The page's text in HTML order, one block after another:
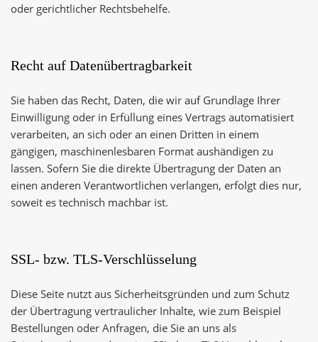
oder gerichtlicher Rechtsbehelfe.
Recht auf Datenübertragbarkeit
Sie haben das Recht, Daten, die wir auf Grundlage Ihrer
Einwilligung oder in Erfüllung eines Vertrags automatisiert
verarbeiten, an sich oder an einen Dritten in einem
gängigen, maschinenlesbaren Format aushändigen zu
lassen. Sofern Sie die direkte Übertragung der Daten an
einen anderen Verantwortlichen verlangen, erfolgt dies nur,
soweit es technisch machbar ist.
SSL- bzw. TLS-Verschlüsselung
Diese Seite nutzt aus Sicherheitsgründen und zum Schutz
der Übertragung vertraulicher Inhalte, wie zum Beispiel
Bestellungen oder Anfragen, die Sie an uns als